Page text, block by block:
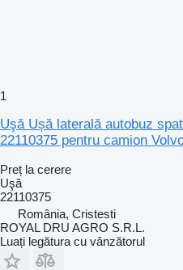
1
Uşă Ușă laterală autobuz
22110375 pentru camion
Preț la cerere
Uşă
22110375
România, Cristesti
ROYAL DRU AGRO S.R.L.
Luați legătura cu vânzătorul